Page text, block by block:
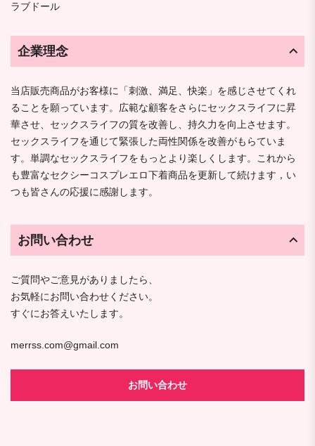
ラブドール
企業理念
当店販売商品がお客様に「刺激、満足、快楽」を感じさせてくれ
ることを願っています。広範な顧客をさらにセックスライフに昇
華させ、セックスライフの質を改善し、持久力を向上させます。
セックスライフを通じて緊張した両性関係を改善がもらていま
す。単調なセックスライフをもっとより楽しくします。これから
も豊富なセクシーコスプレエロ下着商品を更新して続けます，い
つも皆さんの応援に感謝します。
お問い合わせ
ご質問やご意見がありましたら、
お気軽にお問い合わせください。
すぐにお答えいたします。
merrss.com@gmail.com
お問い合わせ